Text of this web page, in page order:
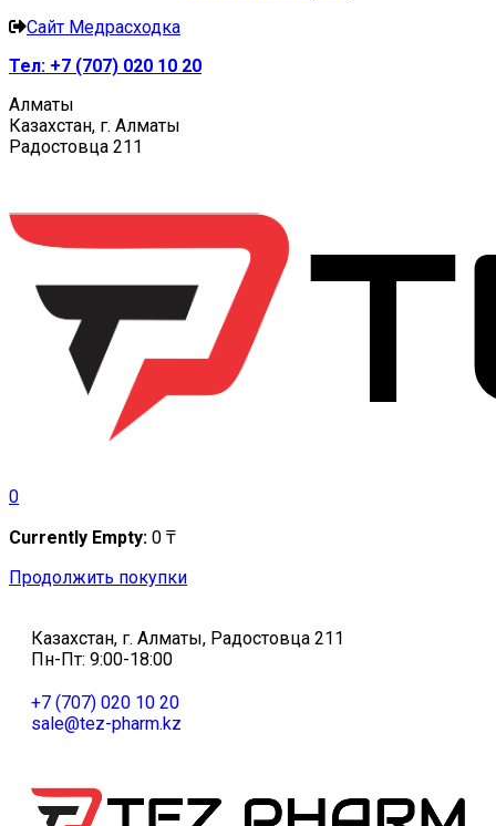
Сайт Медрасходка
Тел: +7 (707) 020 10 20
Алматы
Казахстан, г. Алматы
Радостовца 211
0
Currently Empty: 0 ₸
Продолжить покупки
Казахстан, г. Алматы, Радостовца 211
Пн-Пт: 9:00-18:00
+7 (707) 020 10 20
sale@tez-pharm.kz